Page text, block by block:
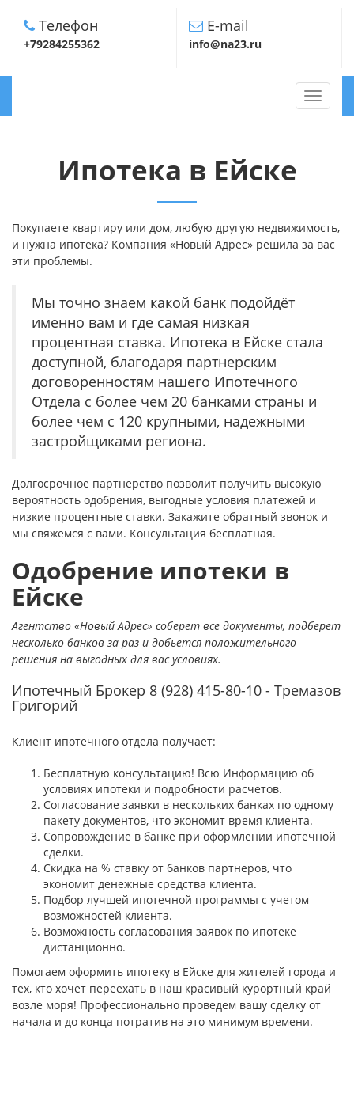
Телефон
+79284255362
E-mail
info@na23.ru
TOGGLE
Ипотека в Ейске
Покупаете квартиру или дом, любую другую недвижимость,
и нужна ипотека? Компания «Новый Адрес» решила за вас
эти проблемы.
Мы точно знаем какой банк подойдёт
именно вам и где самая низкая
процентная ставка. Ипотека в Ейске стала
доступной, благодаря партнерским
договоренностям нашего Ипотечного
Отдела с более чем 20 банками страны и
более чем с 120 крупными, надежными
застройщиками региона.
Долгосрочное партнерство позволит получить высокую
вероятность одобрения, выгодные условия платежей и
низкие процентные ставки. Закажите обратный звонок и
мы свяжемся с вами. Консультация бесплатная.
Одобрение ипотеки в
Ейске
Агентство «Новый Адрес» соберет все документы, подберет
несколько банков за раз и добьется положительного
решения на выгодных для вас условиях.
Ипотечный Брокер 8 (928) 415-80-10 - Тремазов
Григорий
Клиент ипотечного отдела получает:
Бесплатную консультацию! Всю Информацию об
условиях ипотеки и подробности расчетов.
Согласование заявки в нескольких банках по одному
пакету документов, что экономит время клиента.
Сопровождение в банке при оформлении ипотечной
сделки.
Скидка на % ставку от банков партнеров, что
экономит денежные средства клиента.
Подбор лучшей ипотечной программы с учетом
возможностей клиента.
Возможность согласования заявок по ипотеке
дистанционно.
Помогаем оформить ипотеку в Ейске для жителей города и
тех, кто хочет переехать в наш красивый курортный край
возле моря! Профессионально проведем вашу сделку от
начала и до конца потратив на это минимум времени.